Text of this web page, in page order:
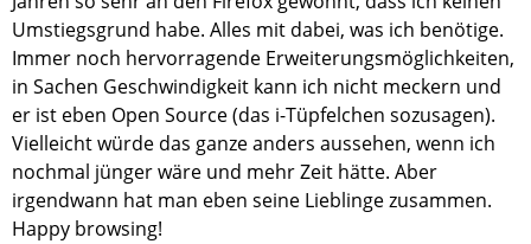
Umstiegsgrund habe. Alles mit dabei, was ich benötige.
Immer noch hervorragende Erweiterungsmöglichkeiten,
in Sachen Geschwindigkeit kann ich nicht meckern und
er ist eben Open Source (das i-Tüpfelchen sozusagen).
Vielleicht würde das ganze anders aussehen, wenn ich
nochmal jünger wäre und mehr Zeit hätte. Aber
irgendwann hat man eben seine Lieblinge zusammen.
Happy browsing!